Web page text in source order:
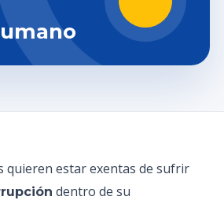
quieren estar exentas de sufrir
dentro de su